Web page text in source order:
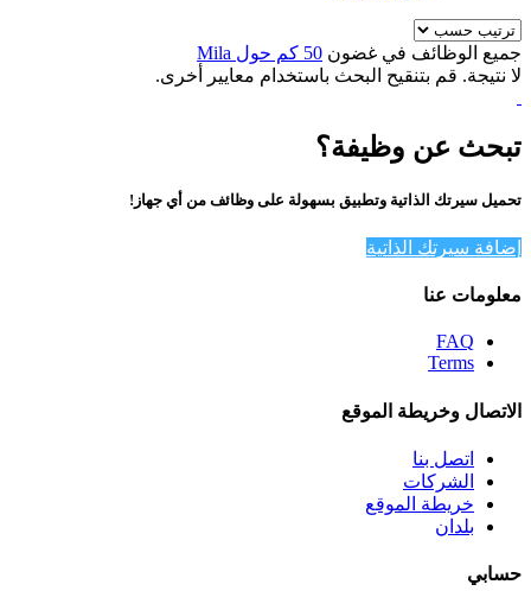
جميع الوظائف في غضون 50 كم حول Mila
لا نتيجة. قم بتنقيح البحث باستخدام معايير أخرى.
تبحث عن وظيفة؟
تحميل سيرتك الذاتية وتطبيق بسهولة على وظائف من أي جهاز!
إضافة سيرتك الذاتية
معلومات عنا
FAQ
Terms
الاتصال وخريطة الموقع
اتصل بنا
الشركات
خريطة الموقع
بلدان
حسابي